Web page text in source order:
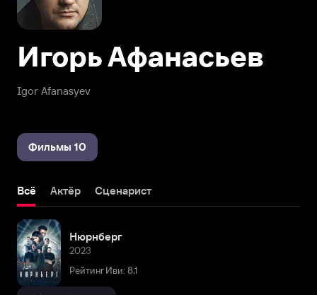
Igor Afanasyev
Игорь Афанасьев
Фильмы 10
Всё Актёр Сценарист
Нюрнберг
2023
Рейтинг Иви: 8,1